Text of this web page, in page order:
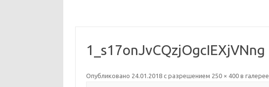
1_s17onJvCQzjOgcIEXjVNng
Опубликовано 24.01.2018с разрешением 250 × 400в галерее